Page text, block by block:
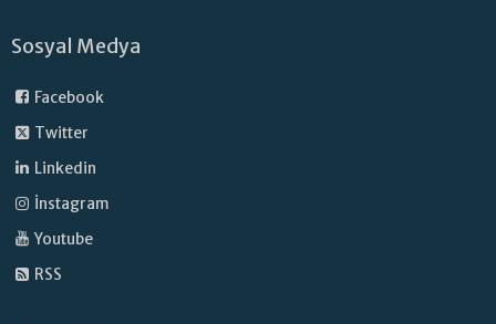
Sosyal Medya
Facebook
Twitter
Linkedin
İnstagram
Youtube
RSS